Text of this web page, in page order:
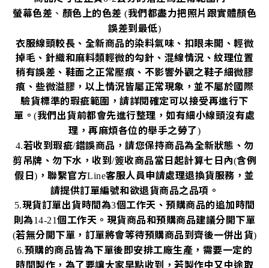
螢幕色差 、 顏色上的色差 (我們都盡力把照片跟實體顏色
誤差到最低)
衣服線頭較長、全新商品的染料氣味、扣眼未開、輕微
掉毛、針織和麻料類輕微的勾針、混線情況、紋理位置
稍有誤差、鞋面之正常壓痕、不影響外觀之鞋子細微膠
痕、些微溢膠，以上情況皆屬正常現象，並不屬於國際
驗貨標準的瑕疵範圍，請詳閱確定可以接受再進行下
單。(我們出貨前都會先進行整理，如有細小線頭沒有處
理，再麻煩各位的舉手之勞了)
4.若收到瑕疵/錯誤商品，請您保持商品為全新狀態、勿
剪吊牌、勿下水，收到 /簽收商品當日起計算七日內(含例
假日) ，聯繫官方Line客服人員申請處理退換貨服務，並
請提供訂單編號和欲退貨商品之品項。
5.現貨訂單出貨時間為3個工作天、預購商品的追加時間
則為14-21個工作天。現貨商品和預購商品建議分開下單
(若無分開下單，訂單將會等待預購商品到齊後一併出貨)
6.預購的商品皆為下單後即安排工廠生產，需要一定的
時間製作，為了要讓大家早點收到，若製作中又中途取